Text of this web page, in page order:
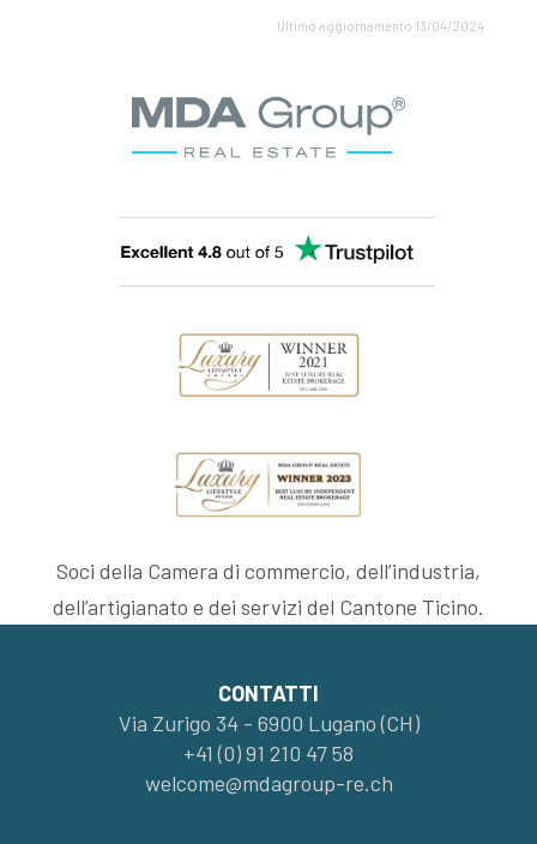
Ultimo aggiornamento 13/04/2024
Soci della Camera di commercio, dell’industria,
dell’artigianato e dei servizi del Cantone Ticino.
CONTATTI
Via Zurigo 34 - 6900 Lugano (CH)
+41 (0) 91 210 47 58
welcome@mdagroup-re.ch